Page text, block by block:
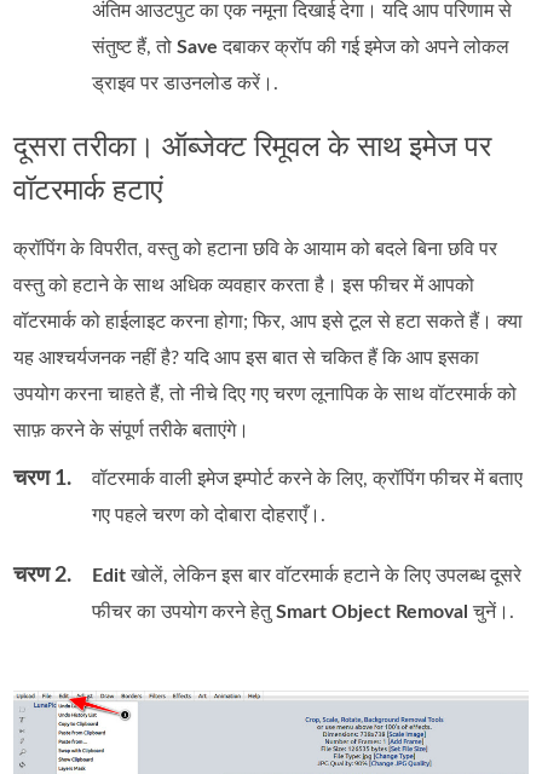
अंतिम आउटपुट का एक नमूना दिखाई देगा। यदि आप परिणाम से
संतुष्ट हैं, तोSave दबाकर क्रॉप की गई इमेज को अपने लोकल
ड्राइव पर डाउनलोड करें।.
दूसरा तरीका। ऑब्जेक्ट रिमूवल के साथ इमेज पर
वॉटरमार्क हटाएं
क्रॉपिंग के विपरीत, वस्तु को हटाना छवि के आयाम को बदले बिना छवि पर
वस्तु को हटाने के साथ अधिक व्यवहार करता है। इस फीचर में आपको
वॉटरमार्क को हाईलाइट करना होगा; फिर, आप इसे टूल से हटा सकते हैं। क्या
यह आश्चर्यजनक नहीं है? यदि आप इस बात से चकित हैं कि आप इसका
उपयोग करना चाहते हैं, तो नीचे दिए गए चरण लूनापिक के साथ वॉटरमार्क को
साफ़ करने के संपूर्ण तरीके बताएंगे।
चरण 1.
वॉटरमार्क वाली इमेज इम्पोर्ट करने के लिए, क्रॉपिंग फीचर में बताए
गए पहले चरण को दोबारा दोहराएँ।.
चरण 2. Editखोलें, लेकिन इस बार वॉटरमार्क हटाने के लिए उपलब्ध दूसरे
फीचर का उपयोग करने हेतुSmart Object Removal चुनें।.